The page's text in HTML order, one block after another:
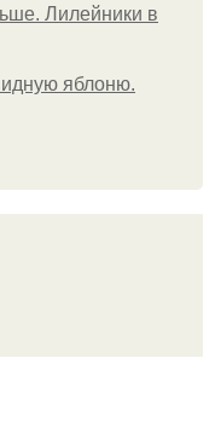
Лилейники в
яблоню.